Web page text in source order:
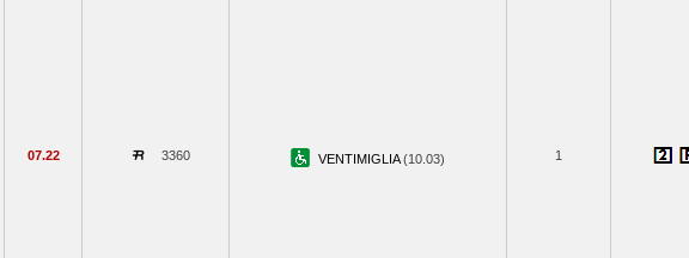
07.22 3360 VENTIMIGLIA(10.03) 1